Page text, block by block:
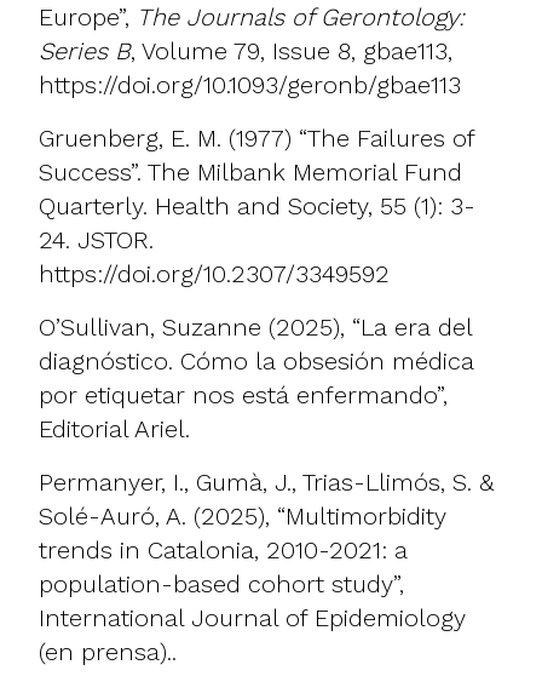
Europe”, The Journals of Gerontology:
Series B, Volume 79, Issue 8, gbae113,
https://doi.org/10.1093/geronb/gbae113
Gruenberg, E. M. (1977) “The Failures of
Success”. The Milbank Memorial Fund
Quarterly. Health and Society, 55 (1): 3-
24. JSTOR.
https://doi.org/10.2307/3349592
O’Sullivan, Suzanne (2025), “La era del
diagnóstico. Cómo la obsesión médica
por etiquetar nos está enfermando”,
Editorial Ariel.
Permanyer, I., Gumà, J., Trias-Llimós, S. &
Solé-Auró, A. (2025), “Multimorbidity
trends in Catalonia, 2010-2021: a
population-based cohort study”,
International Journal of Epidemiology
(en prensa)..